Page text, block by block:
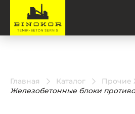
Главная Каталог
Прочие
Железобетонные блоки